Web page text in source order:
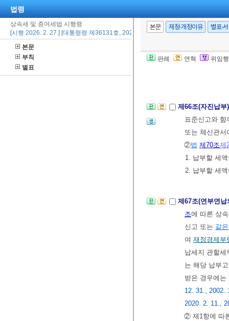
법령
상속세 및 증여세법 시행령
[시행 2026. 2. 27.] [대통령령 제36131호, 2026. 2. 27., 일부개정]
본문
부칙
별표
본문 제정·개정이유 별표·
판례 연혁 위임
제65조의2(신고
액은법 제67조
[본조신설
제66조(자진납
표준신고와
또는 체신관
②법 제70조제
1. 납부할 세
2. 납부할 세
제67조(연부연
조에 따른 상
신고 또는 같
여 재정경제부
납세지 관할
는 해당 납부
받은 경우에
12. 31., 2002.
2020. 2. 11.,
② 제1항에 따